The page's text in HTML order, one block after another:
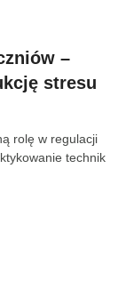
–
stresu
rolę w regulacji
technik